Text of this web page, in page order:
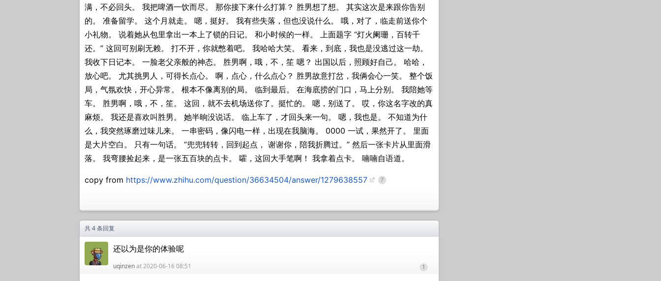
满，不必回头。 我把啤酒一饮而尽。 那你接下来什么打算？ 胜男想了想。 其实这次是来跟你告别
的。 准备留学。 这个月就走。 嗯，挺好。 我有些失落，但也没说什么。 哦，对了，临走前送你个
小礼物。 说着她从包里拿出一本上了锁的日记。 和小时候的一样。 上面题字 “灯火阑珊，百转千
还。” 这回可别刷无赖。 打不开，你就憋着吧。 我哈哈大笑。 看来，到底，我也是没逃过这一劫。
我收下日记本。 一脸老父亲般的神态。 胜男啊，哦，不，笙 嗯？ 出国以后，照顾好自己。 哈哈，
放心吧。 尤其挑男人，可得长点心。 啊，点心，什么点心？ 胜男故意打岔，我俩会心一笑。 整个饭
局，气氛欢快，开心异常。 根本不像离别的局。 临到最后。 在海底捞的门口，马上分别。 我陪她等
车。 胜男啊，哦，不，笙。 这回，就不去机场送你了。挺忙的。 嗯，别送了。 哎，你这名字改的真
麻烦。 我还是喜欢叫胜男。 她半晌没说话。 临上车了，才回头来一句。 嗯，我也是。 不知道为什
么，我突然琢磨过味儿来。 一串密码，像闪电一样，出现在我脑海。 0000 一试，果然开了。 里面
是大片空白。 只有一句话。 “兜兜转转，回到起点， 谢谢你，陪我折腾过。” 然后一张卡片从里面滑
落。 我弯腰捡起来，是一张五百块的点卡。 嚯，这回大手笔啊！ 我拿着点卡。 喃喃自语道。
copy from https://www.zhihu.com/question/36634504/answer/1279638557 7
共 4 条回复
还以为是你的体验呢
uqinzenat 2020-06-16 08:51 1